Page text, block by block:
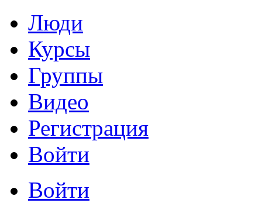
Люди
Курсы
Группы
Видео
Регистрация
Войти
Войти